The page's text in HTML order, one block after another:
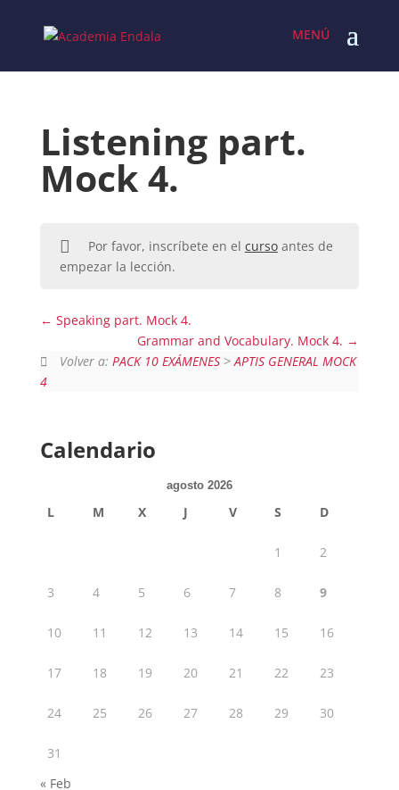
content
Listening part.
Mock 4.
Por favor, inscríbete en el cursoantes de
empezar la lección.
Speaking part. Mock 4.
Grammar and Vocabulary. Mock 4.
Volver a: PACK 10 EXÁMENES >APTIS GENERAL MOCK
4
Calendario
agosto 2026
L M X J V S D
1 2
3 4 5 6 7 8 9
10 11 12 13 14 15 16
17 18 19 20 21 22 23
24 25 26 27 28 29 30
31
« Feb